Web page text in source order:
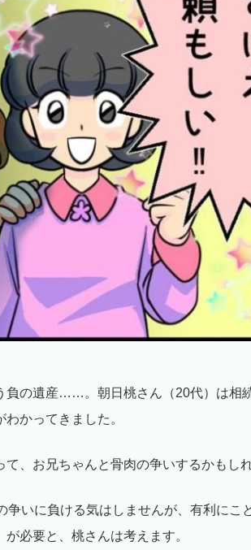
負の遺産……。朝日桃さん（20代）は相
かってきました。
、お兄ちゃんと骨肉の争いするかもし
いに負ける気はしませんが、有利にこ
必要と、桃さんは考えます。